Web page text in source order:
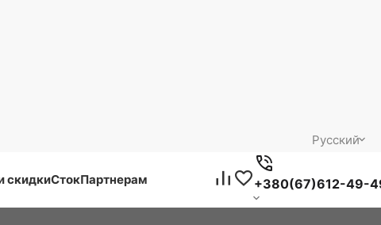
Русский
скидкиСтокПартнерам +380(67)612-49-